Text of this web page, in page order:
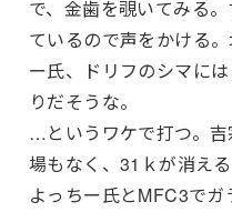
で、金歯を覗いてみる
ているので声をかける
ー氏、ドリフのシマに
りだそうな。
…というワケで打つ。
場もなく、31ｋが消え
よっちー氏とMFC3で